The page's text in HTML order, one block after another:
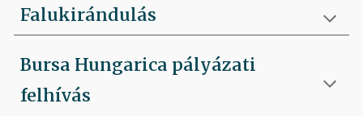
Falukirándulás
Bursa Hungarica pályázati
felhívás